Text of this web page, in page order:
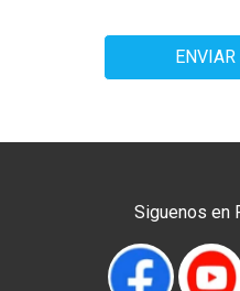
Siguenos en